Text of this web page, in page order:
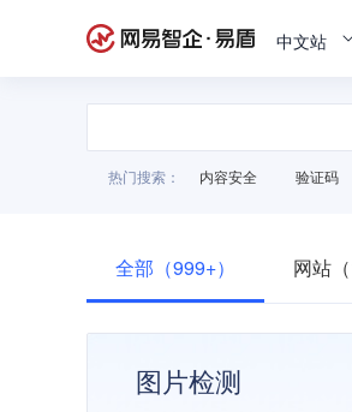
中文站
热门搜索： 内容安全 验证码
全部（999+） 网站（
图片检测